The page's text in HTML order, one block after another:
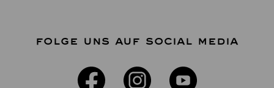
FOLGE UNS AUF SOCIAL MEDIA